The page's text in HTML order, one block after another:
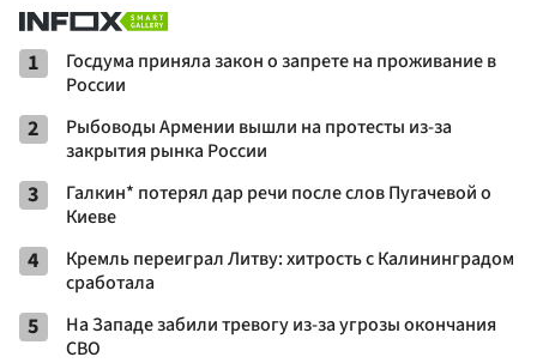
1
Госдума приняла закон о запрете на проживание в
России
2
Рыбоводы Армении вышли на протесты из-за
закрытия рынка России
3
Галкин* потерял дар речи после слов Пугачевой о
Киеве
4
Кремль переиграл Литву: хитрость с Калининградом
сработала
5
На Западе забили тревогу из-за угрозы окончания
СВО